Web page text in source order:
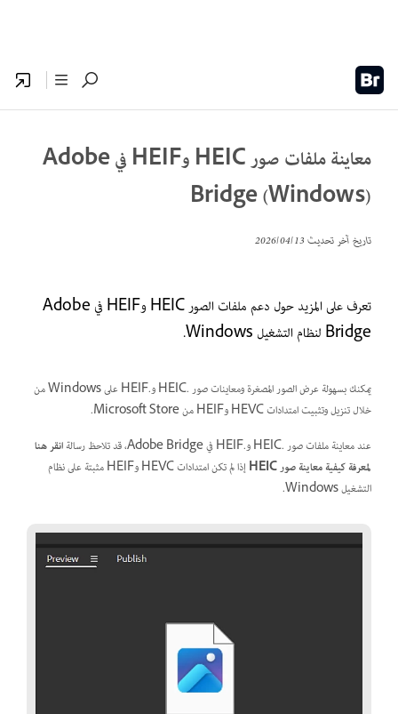
معاينة ملفات صور HEIC وHEIF في Adobe
Bridge (Windows)
تاريخ آخر تحديث13‏/04‏/2026
تعرف على المزيد حول دعم ملفات الصور HEIC وHEIF في Adobe
Bridge لنظام التشغيل Windows.
يمكنك بسهولة عرض الصور المصغرة ومعاينات صور .HEIC و.HEIF على Windows من
خلال تنزيل وتثبيت امتدادات HEVC وHEIF من Microsoft Store.
عند معاينة ملفات صور .HEIC و.HEIF في Adobe Bridge، قد تلاحظ رسالة
انقر هنا
لمعرفة كيفية معاينة صور HEIC
إذا لم تكن امتدادات HEVC وHEIF مثبتة على نظام
التشغيل Windows.